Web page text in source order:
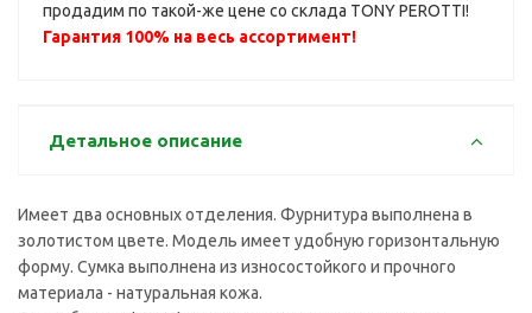
продадим по такой-же цене со склада TONY PEROTTI!
Гарантия 100% на весь ассортимент!
Детальное описание
Имеет два основных отделения. Фурнитура выполнена в
золотистом цвете. Модель имеет удобную горизонтальную
форму. Сумка выполнена из износостойкого и прочного
материала - натуральная кожа.